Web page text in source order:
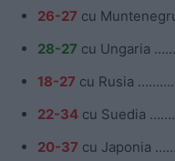
26-27 cu
28-27 cu Ungaria
18-27 cu Rusia
22-34 cu Suedia
20-37 cu Japonia